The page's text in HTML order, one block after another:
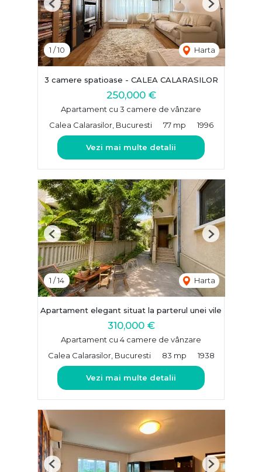
1 /10 Harta
Previous Next
3 camere spatioase - CALEA CALARASILOR
250,000 €
Apartament cu 3 camere de vânzare
Calea Calarasilor, Bucuresti
77 mp 1996
Vezi mai multe detalii
1 /14 Harta
Previous Next
Apartament elegant situat la parterul unei vile
310,000 €
Apartament cu 4 camere de vânzare
Calea Calarasilor, Bucuresti
83 mp 1938
Vezi mai multe detalii
Previous Next